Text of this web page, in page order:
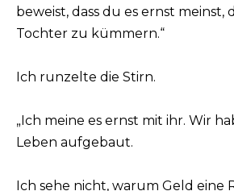
beweist, dass du es ernst meinst,
Tochter zu kümmern.“
Ich runzelte die Stirn.
„Ich meine es ernst mit ihr. Wir
Leben aufgebaut.
Ich sehe nicht, warum Geld eine